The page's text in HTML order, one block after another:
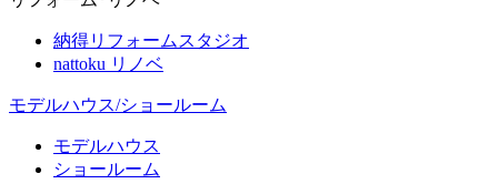
納得リフォームスタジオ
nattoku リノベ
モデルハウス/ショールーム
モデルハウス
ショールーム